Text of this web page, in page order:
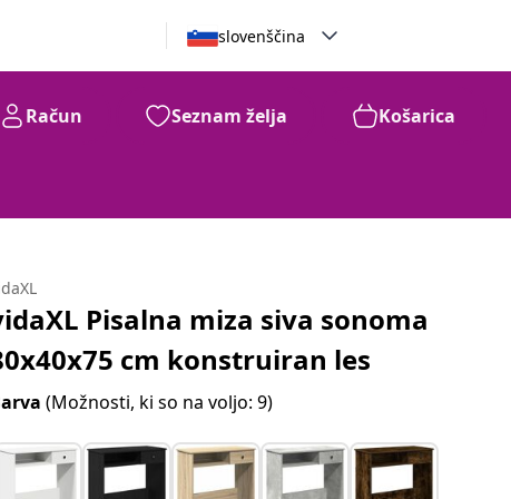
slovenščina
Račun Seznam želja Košarica
Pisalna miza siva sonoma
cm konstruiran les
(Možnosti, ki so na voljo: 9)